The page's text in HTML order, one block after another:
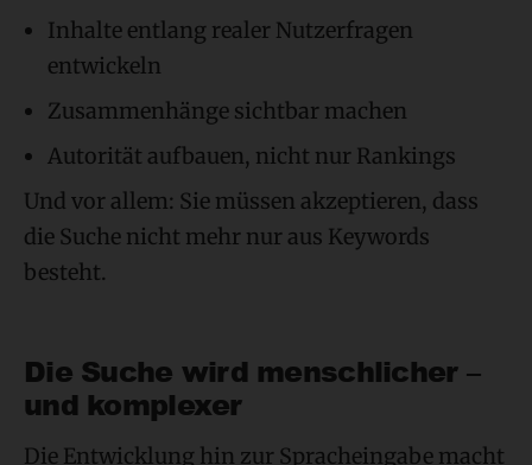
Inhalte entlang realer Nutzerfragen
entwickeln
Zusammenhänge sichtbar machen
Autorität aufbauen, nicht nur Rankings
Und vor allem: Sie müssen akzeptieren, dass
die Suche nicht mehr nur aus Keywords
besteht.
Die Suche wird menschlicher –
und komplexer
Die Entwicklung hin zur Spracheingabe macht